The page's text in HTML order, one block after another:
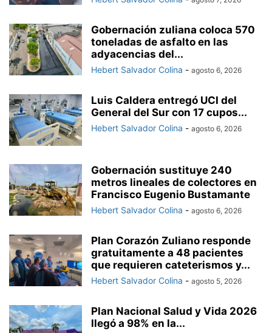
Gobernación zuliana coloca 570
toneladas de asfalto en las
adyacencias del...
Hebert Salvador Colina - agosto 6, 2026
Luis Caldera entregó UCI del
General del Sur con 17 cupos...
Hebert Salvador Colina - agosto 6, 2026
Gobernación sustituye 240
metros lineales de colectores en
Francisco Eugenio Bustamante
Hebert Salvador Colina - agosto 6, 2026
Plan Corazón Zuliano responde
gratuitamente a 48 pacientes
que requieren cateterismos y...
Hebert Salvador Colina - agosto 5, 2026
Plan Nacional Salud y Vida 2026
llegó a 98% en la...